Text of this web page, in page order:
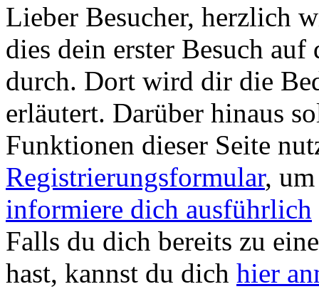
Lieber Besucher, herzlich
dies dein erster Besuch
durch. Dort wird dir die
erläutert. Darüber hinaus
Funktionen dieser Seite
Registrierungsformular,
informiere dich ausführlich
Falls du dich bereits zu
hast, kannst du dich hier